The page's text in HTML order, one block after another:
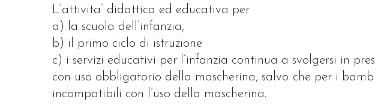
L’attivita’ didattica ed educativa per
a) la scuola dell’infanzia,
b) il primo ciclo di istruzione
c) i servizi educativi per l’infanzia continua a svolgersi in
con uso obbligatorio della mascherina, salvo che per i
incompatibili con l’uso della mascherina.